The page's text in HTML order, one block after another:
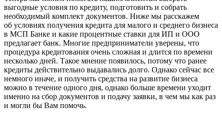
выгодные условия по кредиту, подготовить и собрать
необходимый комплект документов. Ниже мы расскажем
об условиях получения кредита для малого и среднего бизнеса
в МСП Банке и какие процентные ставки для ИП и ООО
предлагает банк. Многие предприниматели уверены, что
процедура кредитования очень сложная и длится по времени
несколько дней. Такое мнение появилось, потому что ранее
кредиты действительно выдавались долго. Однако сейчас все
немного иначе, и получить средства на развитие бизнеса
можно в течение одного дня, однако больше времени уходит
именно на сбор документов и подачу заявки, в чем мы как раз
и могли бы Вам помочь.